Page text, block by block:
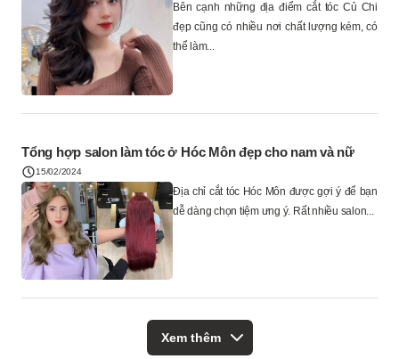
Bên cạnh những địa điểm cắt tóc Củ Chi
đẹp cũng có nhiều nơi chất lượng kém, có
thể làm...
Tổng hợp salon làm tóc ở Hóc Môn đẹp cho nam và nữ
15/02/2024
Địa chỉ cắt tóc Hóc Môn được gợi ý để bạn
dễ dàng chọn tiệm ưng ý. Rất nhiều salon...
Xem thêm